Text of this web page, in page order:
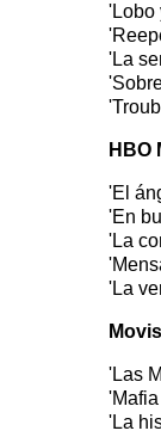
'Lobo
'La
HBO
'El
'En
'La
'La
'Las
'La